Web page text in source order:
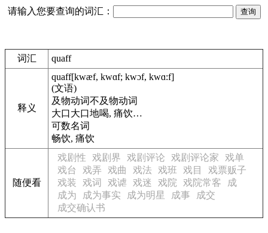
请输入您要查询的词汇：
词汇 quaff
释义
quaff[kwæf, kwɑf; kwɔf, kwɑ:f]
(文语)
及物动词不及物动词
大口大口地喝, 痛饮…
可数名词
畅饮, 痛饮
随便看
戏剧性 戏剧界 戏剧评论 戏剧评论家
戏单
戏台
戏弄 戏曲 戏法 戏班 戏目
戏票贩子
戏装
戏词 戏谑 戏迷 戏院 戏院常客
成
成为
成为事实 成为明星 成事
成交
成交确认书